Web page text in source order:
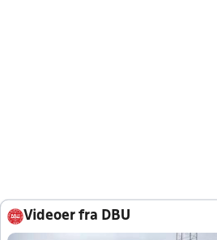
Videoer fra DBU